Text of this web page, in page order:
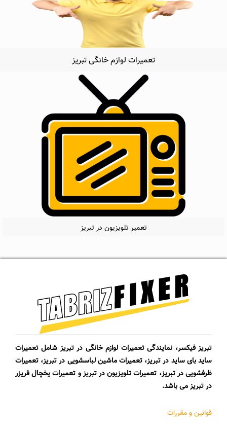
تعمیرات لوازم خانگی تبریز
تعمیر تلویزیون در تبریز
تبریز فیکسر، نمایندگی تعمیرات لوازم خانگی در تبریز شامل تعمیرات
ساید بای ساید در تبریز، تعمیرات ماشین لباسشویی در تبریز، تعمیرات
ظرفشویی در تبریز، تعمیرات تلویزیون در تبریز و تعمیرات یخچال فریزر
در تبریز می باشد.
قوانین و مقررات